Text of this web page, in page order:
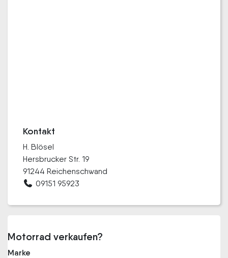
Kontakt
H. Blösel
Hersbrucker Str. 19
91244 Reichenschwand
09151 95923
Motorrad verkaufen?
Marke